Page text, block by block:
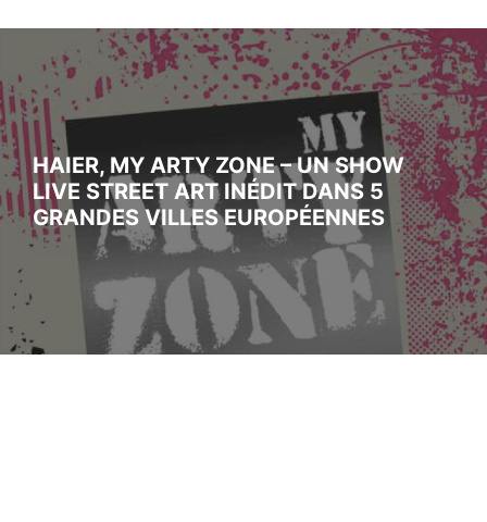
HAIER, MY ARTY ZONE – UN SHOW
LIVE STREET ART INÉDIT DANS 5
GRANDES VILLES EUROPÉENNES